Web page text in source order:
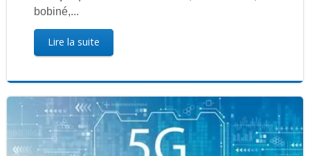
bobiné,...
Lire la suite